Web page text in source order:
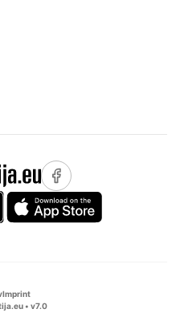
Imprint
• v7.0